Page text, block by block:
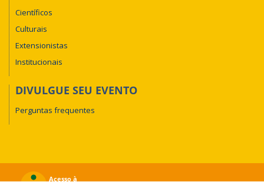
Científicos
Culturais
Extensionistas
Institucionais
DIVULGUE SEU EVENTO
Perguntas frequentes